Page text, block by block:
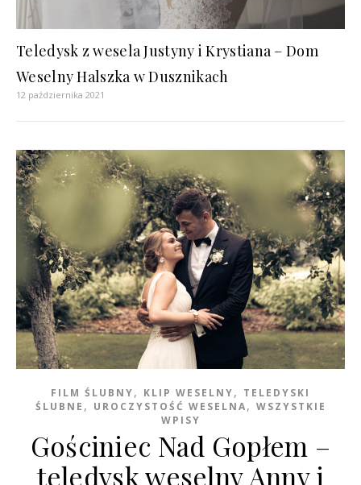
Teledysk z wesela Justyny i Krystiana – Dom
Weselny Halszka w Dusznikach
12 października 2021
FILM ŚLUBNY, KLIP WESELNY, TELEDYSKI
ŚLUBNE , UROCZYSTOŚĆ WESELNA, WSZYSTKIE
WPISY
Gościniec Nad Gopłem –
teledysk weselny Anny i